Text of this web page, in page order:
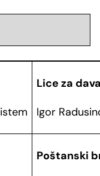
Lice za
Igor
Poštanski